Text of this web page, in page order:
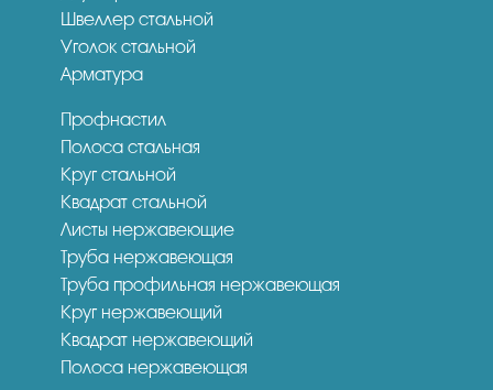
Швеллер стальной
Уголок стальной
Арматура
Профнастил
Полоса стальная
Круг стальной
Квадрат стальной
Листы нержавеющие
Труба нержавеющая
Труба профильная нержавеющая
Круг нержавеющий
Квадрат нержавеющий
Полоса нержавеющая